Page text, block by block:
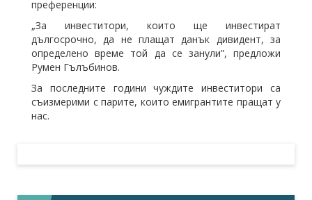
преференции:
„За инвеститори, които ще инвестират
дългосрочно, да не плащат данък дивидент, за
определено време той да се занули”, предложи
Румен Гълъбинов.
За последните години чуждите инвеститори са
съизмерими с парите, които емигрантите пращат у
нас.